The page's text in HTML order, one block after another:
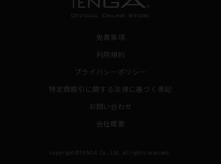
免責事項
利用規約
プライバシーポリシー
特定商取引に関する法律に基づく表記
お問い合わせ
会社概要
copyright©TENGA Co., Ltd. all rights reserved.